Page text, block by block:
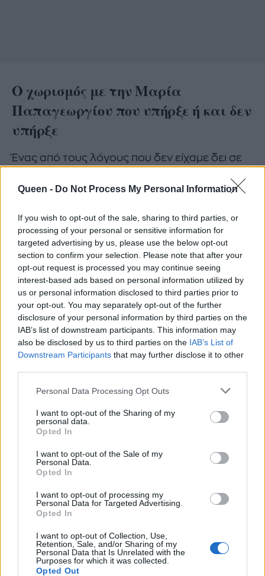
Queen - Do Not Process My Personal Information
If you wish to opt-out of the sale, sharing to third parties, or
processing of your personal or sensitive information for
targeted advertising by us, please use the below opt-out
section to confirm your selection. Please note that after your
opt-out request is processed you may continue seeing
interest-based ads based on personal information utilized by
us or personal information disclosed to third parties prior to
your opt-out. You may separately opt-out of the further
disclosure of your personal information by third parties on the
IAB’s list of downstream participants. This information may
also be disclosed by us to third parties on the IAB’s List of
Downstream Participants that may further disclose it to other
Personal Data Processing Opt Outs
I want to opt-out of the Sharing of my
personal data.
Opted In
I want to opt-out of the Sale of my
Personal Data.
Opted In
I want to opt-out of processing my
Personal Data for Targeted Advertising.
Opted In
I want to opt-out of Collection, Use,
Retention, Sale, and/or Sharing of my
Personal Data that Is Unrelated with the
Purposes for which it was collected.
Opted Out
Ο χωρισμός με την Μαρία
Παπαγεωργίου που υπήρξε ή και δεν
υπήρξε
Ένας από τους λόγους που δεν είχαμε δει σε
ήταν και το γεγονός πως ο Κωνσταντίνος
Μαρία Παπαγεωργίου.
Μάλιστα, το Πάσχα του
2024 εκείνος και η 29χρονη influencer είχαν
βρεθεί στις Φιλιππίνες.